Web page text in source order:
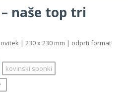
Išči
naše top tri
| 230 x 230 mm | odprti format
kovinski sponki